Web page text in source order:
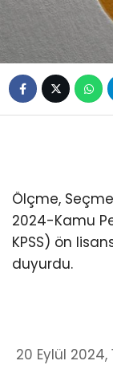
Ölçme,
2024-Kamu
KPSS) ön
duyurdu.
20 Eylül 2024,